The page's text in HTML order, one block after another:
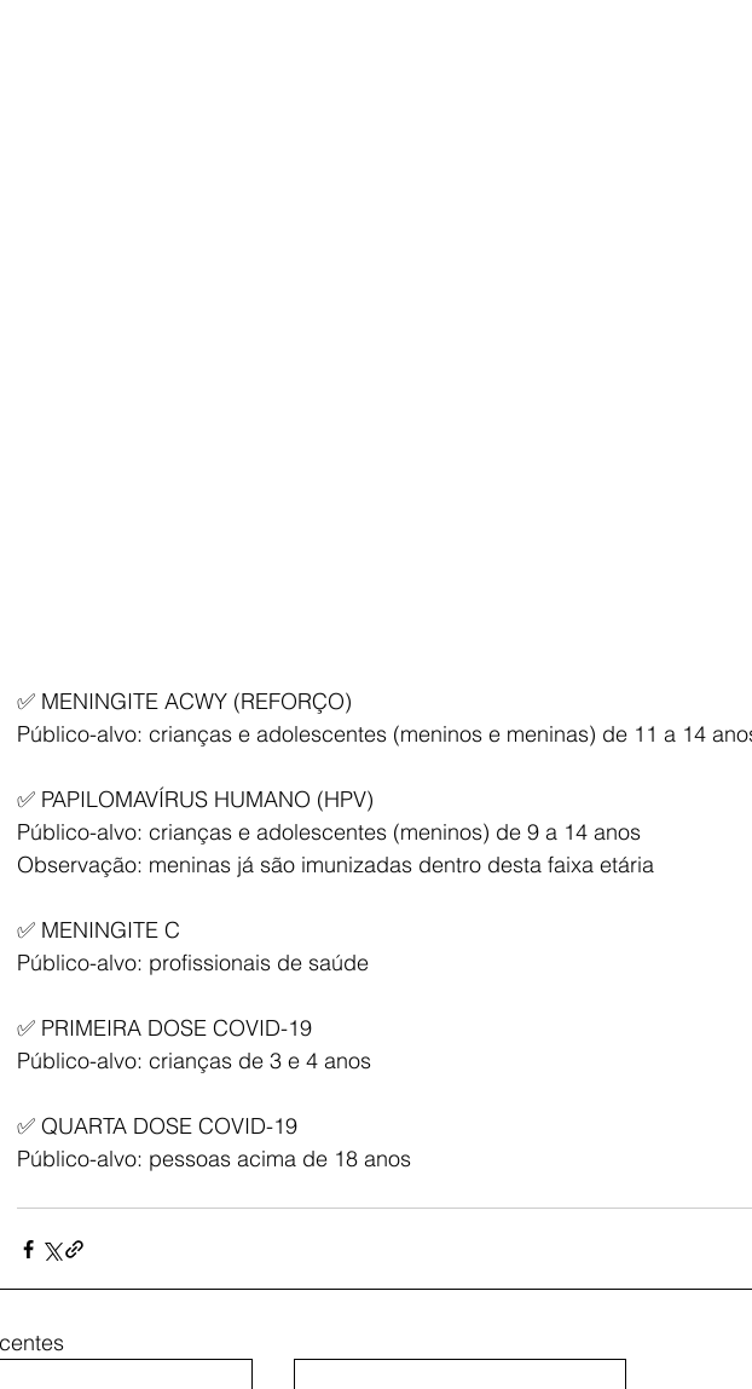
✅ MENINGITE ACWY (REFORÇO)
Público-alvo: crianças e adolescentes (meninos e meninas) de 11 a 14
✅ PAPILOMAVÍRUS HUMANO (HPV)
Público-alvo: crianças e adolescentes (meninos) de 9 a 14 anos
Observação: meninas já são imunizadas dentro desta faixa etária
✅ MENINGITE C
Público-alvo: profissionais de saúde
✅ PRIMEIRA DOSE COVID-19
Público-alvo: crianças de 3 e 4 anos
✅ QUARTA DOSE COVID-19
Público-alvo: pessoas acima de 18 anos